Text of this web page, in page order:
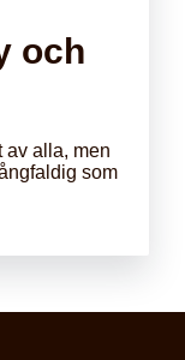
och
av alla, men
som